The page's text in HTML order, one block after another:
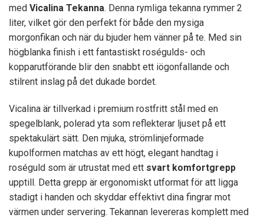
med Vicalina Tekanna. Denna rymliga tekanna rymmer 2
liter, vilket gör den perfekt för både den mysiga
morgonfikan och när du bjuder hem vänner på te. Med sin
högblanka finish i ett fantastiskt roségulds- och
kopparutförande blir den snabbt ett iögonfallande och
stilrent inslag på det dukade bordet.
Vicalina är tillverkad i premium rostfritt stål med en
spegelblank, polerad yta som reflekterar ljuset på ett
spektakulärt sätt. Den mjuka, strömlinjeformade
kupolformen matchas av ett högt, elegant handtag i
roséguld som är utrustat med ett svart komfortgrepp
upptill. Detta grepp är ergonomiskt utformat för att ligga
stadigt i handen och skyddar effektivt dina fingrar mot
värmen under servering. Tekannan levereras komplett med